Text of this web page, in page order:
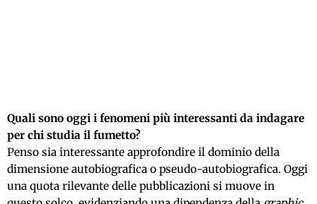
Quali sono oggi i fenomeni più interessanti da indagare
per chi studia il fumetto?
Penso sia interessante approfondire il dominio della
dimensione autobiografica o pseudo-autobiografica. Oggi
una quota rilevante delle pubblicazioni si muove in